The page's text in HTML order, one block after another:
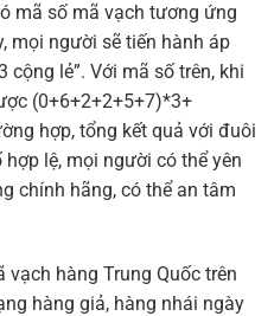
mã số mã vạch tương ứng
mọi người sẽ tiến hành áp
cộng lẻ”. Với mã số trên, khi
(0+6+2+2+5+7)*3+
hợp, tổng kết quả với đuôi
lệ, mọi người có thể yên
chính hãng, có thể an tâm
vạch hàng Trung Quốc trên
hàng giả, hàng nhái ngày